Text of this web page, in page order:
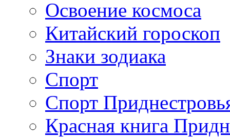
Освоение космоса
Китайский гороскоп
Знаки зодиака
Спорт
Спорт
Красная книга